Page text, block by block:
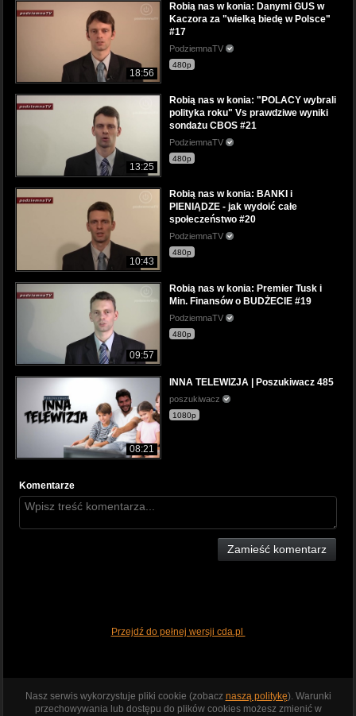
18:56
Robią nas w konia: Danymi GUS w
Kaczora za "wielką biedę w Polsce"
#17
PodziemnaTV
480p
13:25
Robią nas w konia: "POLACY wybrali
polityka roku" Vs prawdziwe wyniki
sondażu CBOS #21
PodziemnaTV
480p
10:43
Robią nas w konia: BANKI i
PIENIĄDZE - jak wydoić całe
społeczeństwo #20
PodziemnaTV
480p
09:57
Robią nas w konia: Premier Tusk i
Min. Finansów o BUDŻECIE #19
PodziemnaTV
480p
08:21
INNA TELEWIZJA | Poszukiwacz 485
poszukiwacz
1080p
Komentarze
Zamieść komentarz
Przejdź do pełnej wersji cda.pl
Nasz serwis wykorzystuje pliki cookie (zobacz naszą politykę). Warunki
przechowywania lub dostępu do plików cookies możesz zmienić w